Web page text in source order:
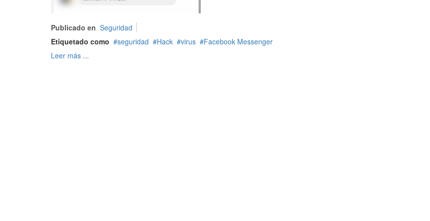
Publicado en Seguridad
Etiquetado como
seguridad Hack virus
Facebook Messenger
Leer más ...